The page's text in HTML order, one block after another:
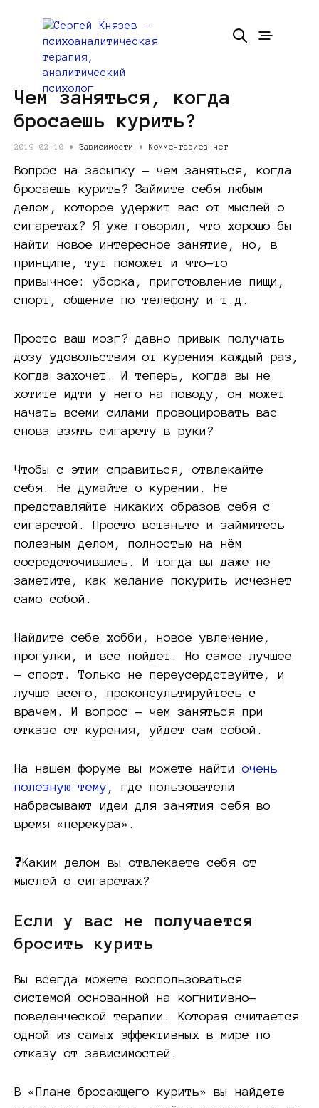
Чем заняться, когда
бросаешь курить?
2019-02-10 • Зависимости • Комментариев нет
Вопрос на засыпку – чем заняться, когда
бросаешь курить? Займите себя любым
делом, которое удержит вас от мыслей о
сигаретах? Я уже говорил, что хорошо бы
найти новое интересное занятие, но, в
принципе, тут поможет и что-то
привычное: уборка, приготовление пищи,
спорт, общение по телефону и т.д.
Просто ваш мозг? давно привык получать
дозу удовольствия от курения каждый раз,
когда захочет. И теперь, когда вы не
хотите идти у него на поводу, он может
начать всеми силами провоцировать вас
снова взять сигарету в руки?
Чтобы с этим справиться, отвлекайте
себя. Не думайте о курении. Не
представляйте никаких образов себя с
сигаретой. Просто встаньте и займитесь
полезным делом, полностью на нём
сосредоточившись. И тогда вы даже не
заметите, как желание покурить исчезнет
само собой.
Найдите себе хобби, новое увлечение,
прогулки, и все пойдет. Но самое лучшее
– спорт. Только не переусердствуйте, и
лучше всего, проконсультируйтесь с
врачем. И вопрос – чем заняться при
отказе от курения, уйдет сам собой.
На нашем форуме вы можете найтиочень
полезную тему , где пользователи
набрасывают идеи для занятия себя во
время «перекура».
❓Каким делом вы отвлекаете себя от
мыслей о сигаретах?
Если у вас не получается
бросить курить
Вы всегда можете воспользоваться
системой основанной на когнитивно-
поведенческой терапии. Которая считается
одной из самых эффективных в мире по
отказу от зависимостей.
В «Плане бросающего курить» вы найдете